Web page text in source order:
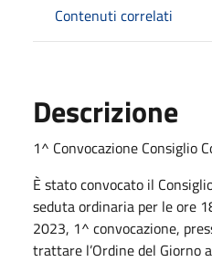
Contenuti correlati
Descrizione
1^ Convocazione Consiglio
È stato convocato il
seduta ordinaria per le ore
2023, 1^ convocazione,
trattare l’Ordine del Giorno